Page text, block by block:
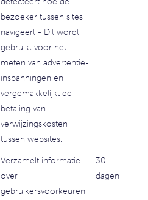
bezoeker tussen sites
navigeert - Dit wordt
gebruikt voor het
meten van advertentie-
inspanningen en
vergemakkelijkt de
betaling van
verwijzingskosten
tussen websites.
Verzamelt informatie
over
gebruikersvoorkeuren
30
dagen